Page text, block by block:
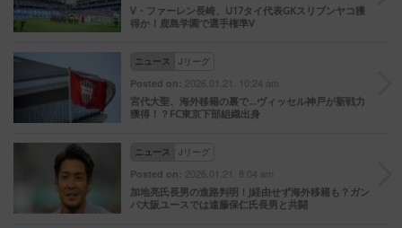
V・ファーレン長崎、U17タイ代表GKスリブンヤコ獲
得か！鹿島学園で選手権準V
ニュース Jリーグ
Posted on: 2026.01.21. 10:24 am
宮代大聖、海外移籍の裏で…ヴィッセル神戸が新戦力
獲得！？FC東京下部組織出身
ニュース Jリーグ
Posted on: 2026.01.21. 8:04 am
加地亮氏長男の進路判明！J経由せず海外移籍も？ガン
バ大阪ユースでは遠藤保仁氏長男と共闘